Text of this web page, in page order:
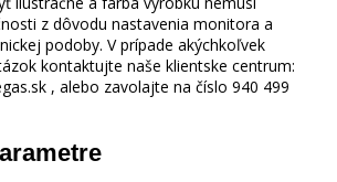
z dôvodu nastavenia monitora a
podoby. V prípade akýchkoľvek
kontaktujte naše klientske centrum:
, alebo zavolajte na číslo 940 499